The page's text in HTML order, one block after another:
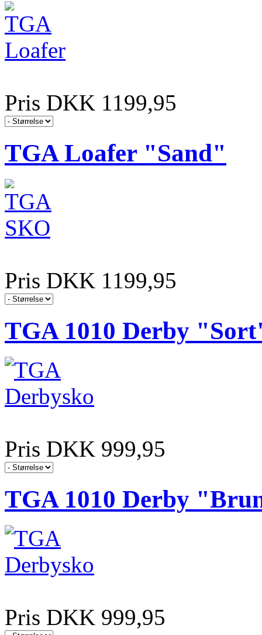
Pris DKK 1199,95
TGA Loafer "Sand"
Pris DKK 1199,95
TGA 1010 Derby
Pris DKK 999,95
TGA 1010 Derby
Pris DKK 999,95